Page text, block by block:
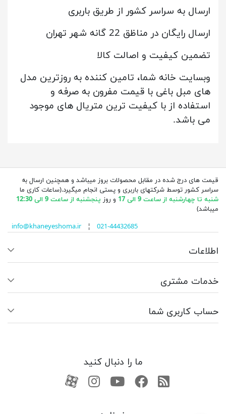
ارسال به سراسر کشور از طریق باربری
ارسال رایگان در مناظق 22 گانه شهر تهران
تضمین کیفیت و اصالت کالا
وبسایت خانه شما، تامین کننده به روزترین مدل
های مبل باغی با قیمت مفرون به صرفه و
استفاده از با کیفیت ترین متریال های موجود
می باشد.
قیمت های درج شده در مقابل محصولات بروز میباشد و همچنین ارسال به
سراسر کشور توسط شرکتهای باربری و پستی انجام میگیرد.(ساعات کاری ما
شنبه تا چهارشنبه از ساعت 9 الی 17
و روز پنجشنبه از ساعت 9 الی 12:30
میباشد)
info@khaneyeshoma.ir¦ 021-44432685
اطلاعات
خدمات مشتری
حساب کاربری شما
ما را دنبال کنید
RSSفیسبوکیوتیوبکانال آپارات
کانال آپارات